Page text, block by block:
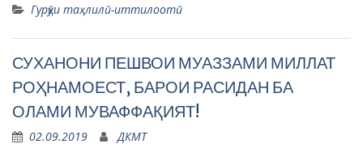
Гурӯҳи таҳлилӣ-иттилоотӣ
СУХАНОНИ ПЕШВОИ МУАЗЗАМИ МИЛЛАТ
РОҲНАМОЕСТ, БАРОИ РАСИДАН БА
ОЛАМИ МУВАФФАҚИЯТ!
02.09.2019 ДКМТ